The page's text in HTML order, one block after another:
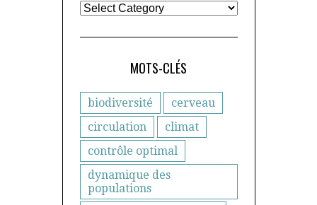
MOTS-CLÉS
biodiversité
cerveau
circulation
climat
contrôle optimal
dynamique des
populations